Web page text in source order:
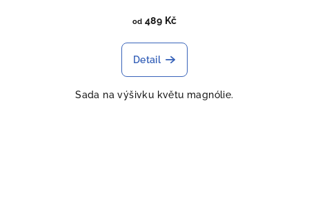
od 489 Kč
Detail
Sada na výšivku květu magnólie.